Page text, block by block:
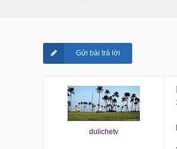
Gửi bài trả lời
dulichetv